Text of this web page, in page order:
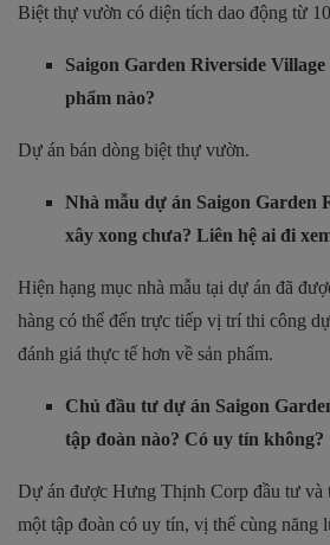
Biệt thự vườn có diện tích dao động từ
Saigon Garden Riverside
phẩm nào?
Dự án bán dòng biệt thự vườn.
Nhà mẫu dự án Saigon Garden
xây xong chưa? Liên hệ ai đi
Hiện hạng mục nhà mẫu tại dự án đã
hàng có thể đến trực tiếp vị trí thi công
đánh giá thực tế hơn về sản phẩm.
Chủ đầu tư dự án Saigon
tập đoàn nào? Có uy tín không?
Dự án được Hưng Thịnh Corp đầu tư và
một tập đoàn có uy tín, vị thế cùng năng